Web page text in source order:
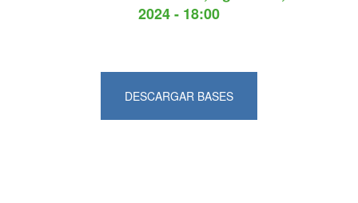
2024 - 18:00
DESCARGAR BASES